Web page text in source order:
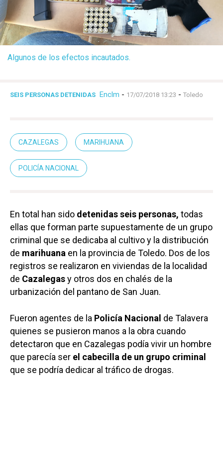
Algunos de los efectos incautados.
SEIS PERSONAS DETENIDAS Enclm - 17/07/2018 13:23 - Toledo
CAZALEGAS MARIHUANA
POLICÍA NACIONAL
En total han sido detenidas seis personas, todas
ellas que forman parte supuestamente de un grupo
criminal que se dedicaba al cultivo y la distribución
de marihuana en la provincia de Toledo. Dos de los
registros se realizaron en viviendas de la localidad
de Cazalegasy otros dos en chalés de la
urbanización del pantano de San Juan.
Fueron agentes de la Policía Nacional de Talavera
quienes se pusieron manos a la obra cuando
detectaron que en Cazalegas podía vivir un hombre
que parecía ser el cabecilla de un grupo criminal
que se podría dedicar al tráfico de drogas.